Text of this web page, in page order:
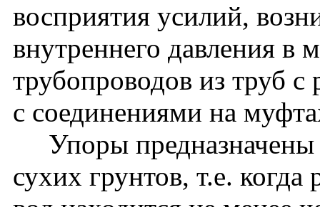
восприятия усилий,
внутреннего давления в
трубопроводов из труб
с соединениями на
Упоры предназначены
сухих грунтов, т.е.